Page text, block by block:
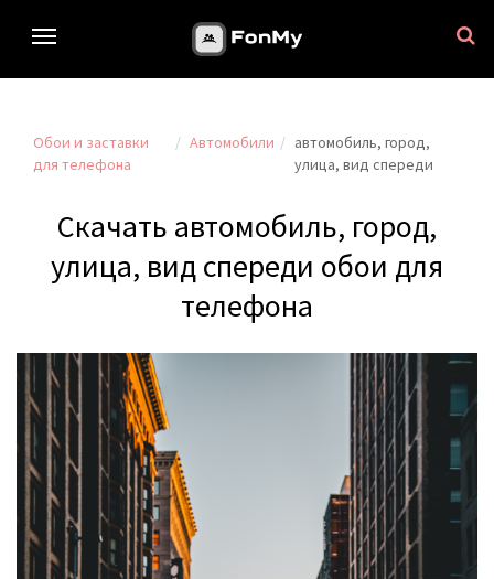
Обои и заставки
для телефона
Автомобили
автомобиль, город,
улица, вид спереди
Скачать автомобиль, город,
улица, вид спереди обои для
телефона